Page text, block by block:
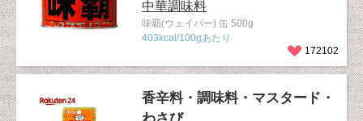
中華調味料
味覇(ウェイパー) 缶 500g
403kcal/100gあたり
172102
香辛料・調味料・マスタード・
わさび